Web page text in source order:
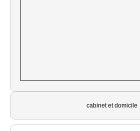
cabinet et domicile